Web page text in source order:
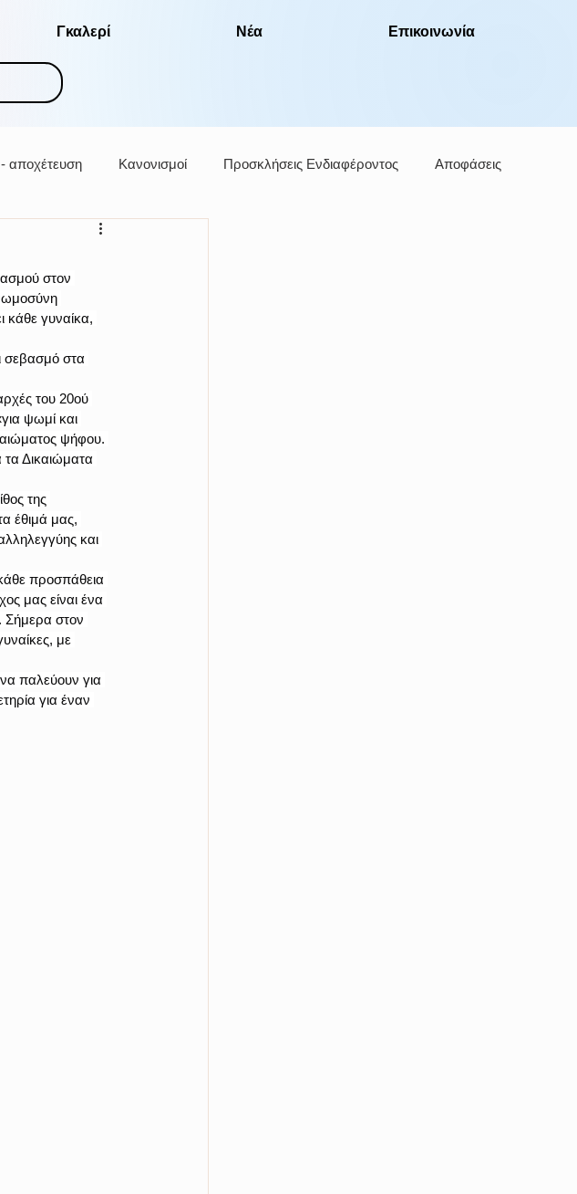
Γκαλερί Νέα Επικοινωνία
αποχέτευση Κανονισμοί Προσκλήσεις Ενδιαφέροντος Αποφάσεις
στον
κάθε γυναίκα,
σεβασμό στα
του 20ού
ψωμί και
ψήφου.
Δικαιώματα
της
έθιμά μας,
και
προσπάθεια
μας είναι ένα
Σήμερα στον
με
παλεύουν για
για έναν